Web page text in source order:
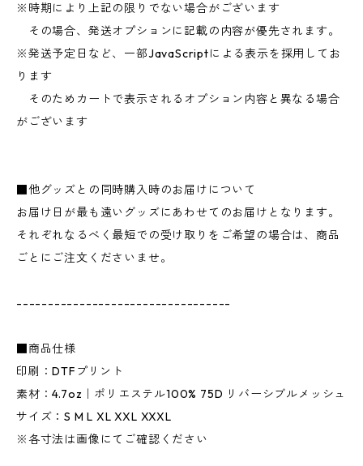
※時期により上記の限りでない場合がございます
その場合、発送オプションに記載の内容が優先されます。
※発送予定日など、一部JavaScriptによる表示を採用してお
ります
そのためカートで表示されるオプション内容と異なる場合
がございます
■他グッズとの同時購入時のお届けについて
お届け日が最も遠いグッズにあわせてのお届けとなります。
それぞれなるべく最短での受け取りをご希望の場合は、商品
ごとにご注文くださいませ。
----------------------------------
■商品仕様
印刷：DTFプリント
素材：4.7oz｜ポリエステル100% 75D リバーシブルメッシュ
サイズ：S M L XL XXL XXXL
※各寸法は画像にてご確認ください